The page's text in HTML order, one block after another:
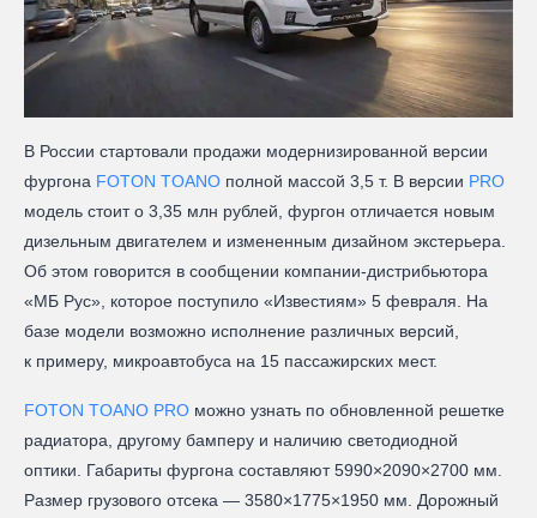
В России стартовали продажи модернизированной версии
фургона FOTON TOANO полной массой 3,5 т. В версии PRO
модель стоит о 3,35 млн рублей, фургон отличается новым
дизельным двигателем и измененным дизайном экстерьера.
Об этом говорится в сообщении компании-дистрибьютора
«МБ Рус», которое поступило «Известиям» 5 февраля. На
базе модели возможно исполнение различных версий,
к примеру, микроавтобуса на 15 пассажирских мест.
FOTON TOANO PRO можно узнать по обновленной решетке
радиатора, другому бамперу и наличию светодиодной
оптики. Габариты фургона составляют 5990×2090×2700 мм.
Размер грузового отсека — 3580×1775×1950 мм. Дорожный